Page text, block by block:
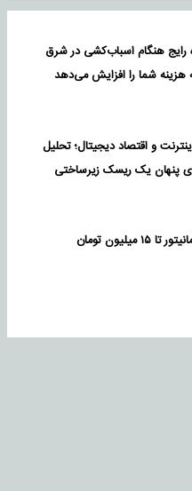
رایج هنگام اسباب‌کشی در شرق
هزینه شما را افزایش می‌دهد
و اقتصاد دیجیتال؛ تحلیل
پنهان یک ریسک زیرساختی
میلیون تومان